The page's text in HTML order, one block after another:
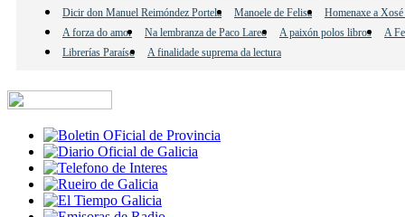
Dicir don Manuel Reimóndez Portela
Manoele de Felisa
Homenaxe a
A forza do amor
Na lembranza de Paco Lareo A paixón polos libros
A
Librerías Paraíso
A finalidade suprema da lectura